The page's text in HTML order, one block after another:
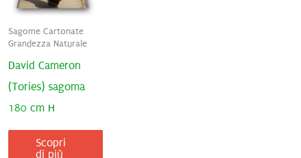
Sagome Cartonate
Grandezza Naturale
David Cameron
(Tories) sagoma
180 cm H
Scopri
di più